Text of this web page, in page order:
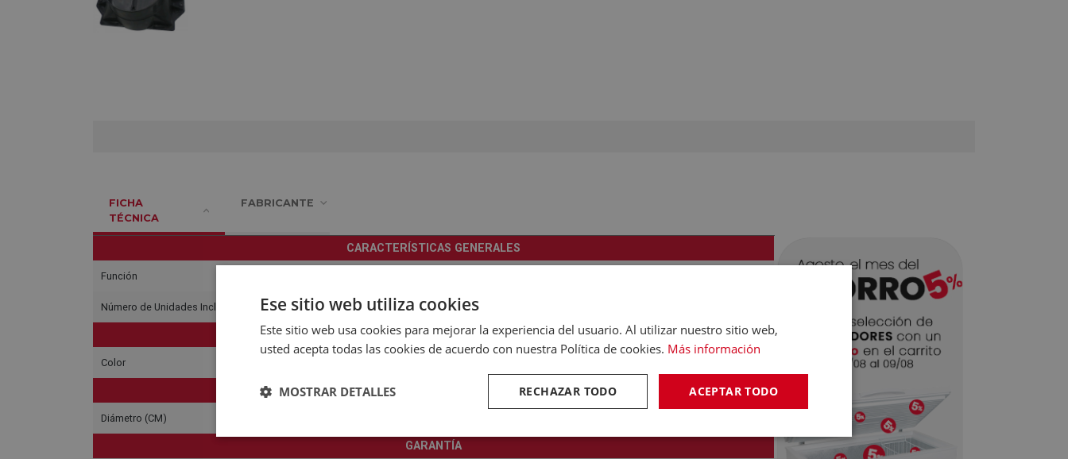
FICHA
TÉCNICA
FABRICANTE
CARACTERÍSTICAS GENERALES
Función
Número de Unidades Incluídas 1
CARACTERÍSTICAS GENERALES
Color
DIMENSIONES Y PESO
Diámetro (CM)
GARANTÍA
Ese sitio web utiliza cookies
Este sitio web usa cookies para mejorar la experiencia del usuario. Al utilizar nuestro sitio web,
usted acepta todas las cookies de acuerdo con nuestra Política de cookies. Más información
ACEPTAR TODO
RECHAZAR TODO
MOSTRAR DETALLES